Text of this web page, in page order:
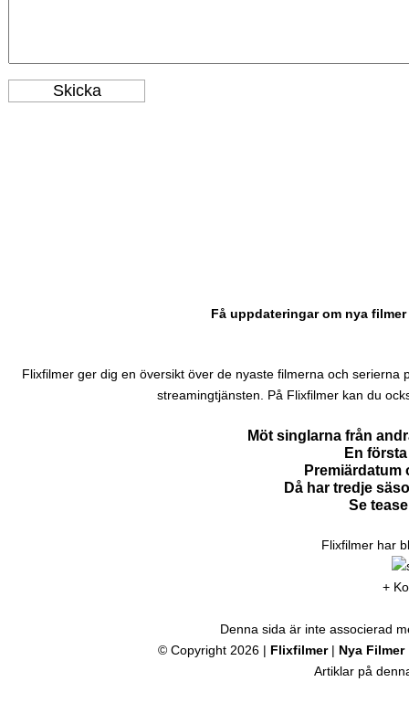
Få uppdateringar om nya
Flixfilmer ger dig en översikt över de nyaste filmerna och
streamingtjänsten. På Flixfilmer kan du
Möt singlarna från
En
Premiärdatum
Då har tredje
Se
Flixfilmer har
+
Denna sida är inte associerad
© Copyright 2026 | Flixfilmer| Nya Filmer
Artiklar på